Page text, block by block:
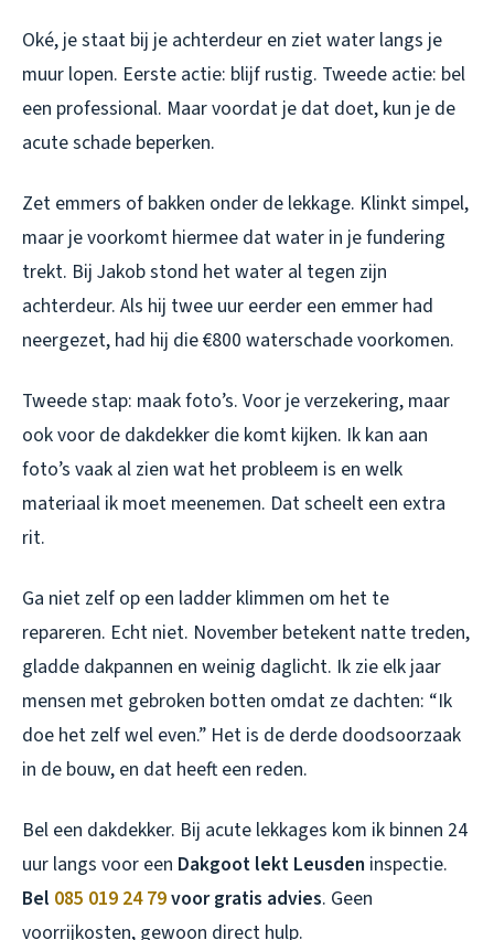
Oké, je staat bij je achterdeur en ziet water langs je
muur lopen. Eerste actie: blijf rustig. Tweede actie: bel
een professional. Maar voordat je dat doet, kun je de
acute schade beperken.
Zet emmers of bakken onder de lekkage. Klinkt simpel,
maar je voorkomt hiermee dat water in je fundering
trekt. Bij Jakob stond het water al tegen zijn
achterdeur. Als hij twee uur eerder een emmer had
neergezet, had hij die €800 waterschade voorkomen.
Tweede stap: maak foto’s. Voor je verzekering, maar
ook voor de dakdekker die komt kijken. Ik kan aan
foto’s vaak al zien wat het probleem is en welk
materiaal ik moet meenemen. Dat scheelt een extra
rit.
Ga niet zelf op een ladder klimmen om het te
repareren. Echt niet. November betekent natte treden,
gladde dakpannen en weinig daglicht. Ik zie elk jaar
mensen met gebroken botten omdat ze dachten: “Ik
doe het zelf wel even.” Het is de derde doodsoorzaak
in de bouw, en dat heeft een reden.
Bel een dakdekker. Bij acute lekkages kom ik binnen 24
uur langs voor een Dakgoot lekt Leusden inspectie.
Bel 085 019 24 79voor gratis advies. Geen
voorrijkosten, gewoon direct hulp.